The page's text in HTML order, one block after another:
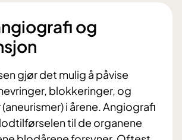
og
gjør det mulig å påvise
blokkeringer, og
i årene. Angiografi
til de organene